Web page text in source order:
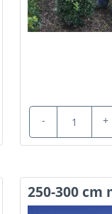
eingesetzt. Sein
- +
250-300 cm